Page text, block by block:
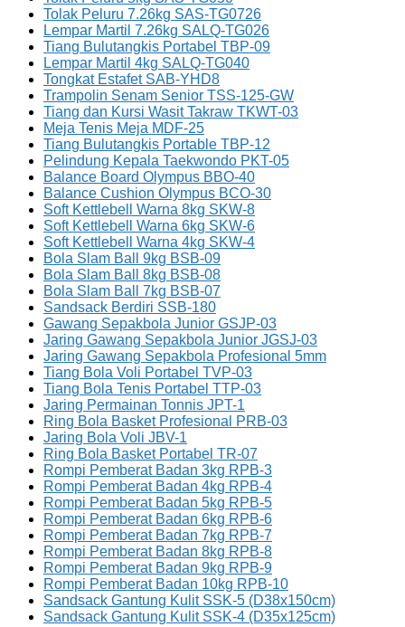
Tolak Peluru 7.26kg SAS-TG0726
Lempar Martil 7.26kg SALQ-TG026
Tiang Bulutangkis Portabel TBP-09
Lempar Martil 4kg SALQ-TG040
Tongkat Estafet SAB-YHD8
Trampolin Senam Senior TSS-125-GW
Tiang dan Kursi Wasit Takraw TKWT-03
Meja Tenis Meja MDF-25
Tiang Bulutangkis Portable TBP-12
Pelindung Kepala Taekwondo PKT-05
Balance Board Olympus BBO-40
Balance Cushion Olympus BCO-30
Soft Kettlebell Warna 8kg SKW-8
Soft Kettlebell Warna 6kg SKW-6
Soft Kettlebell Warna 4kg SKW-4
Bola Slam Ball 9kg BSB-09
Bola Slam Ball 8kg BSB-08
Bola Slam Ball 7kg BSB-07
Sandsack Berdiri SSB-180
Gawang Sepakbola Junior GSJP-03
Jaring Gawang Sepakbola Junior JGSJ-03
Jaring Gawang Sepakbola Profesional 5mm
Tiang Bola Voli Portabel TVP-03
Tiang Bola Tenis Portabel TTP-03
Jaring Permainan Tonnis JPT-1
Ring Bola Basket Profesional PRB-03
Jaring Bola Voli JBV-1
Ring Bola Basket Portabel TR-07
Rompi Pemberat Badan 3kg RPB-3
Rompi Pemberat Badan 4kg RPB-4
Rompi Pemberat Badan 5kg RPB-5
Rompi Pemberat Badan 6kg RPB-6
Rompi Pemberat Badan 7kg RPB-7
Rompi Pemberat Badan 8kg RPB-8
Rompi Pemberat Badan 9kg RPB-9
Rompi Pemberat Badan 10kg RPB-10
Sandsack Gantung Kulit SSK-5 (D38x150cm)
Sandsack Gantung Kulit SSK-4 (D35x125cm)